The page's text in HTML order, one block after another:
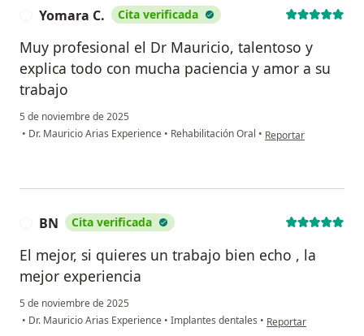
Yomara C. Cita verificada
Muy profesional el Dr Mauricio, talentoso y
explica todo con mucha paciencia y amor a su
trabajo
5 de noviembre de 2025
• Dr. Mauricio Arias Experience • Rehabilitación Oral • en opinión del
Reportar
BN Cita verificada
El mejor, si quieres un trabajo bien echo , la
mejor experiencia
5 de noviembre de 2025
• Dr. Mauricio Arias Experience • Implantes dentales • en opinión del
Reportar